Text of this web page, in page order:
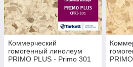
Коммерческий
гомогенный линолеум
PRIMO PLUS - Primo 301